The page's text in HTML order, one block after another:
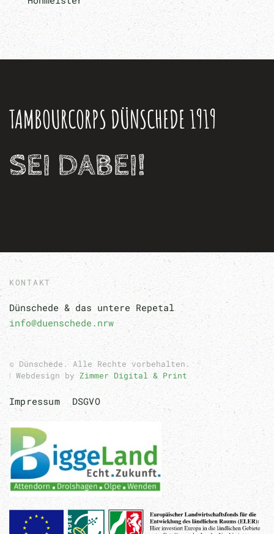
TAMBOURCORPS DÜNSCHEDE 1919
SEI DABEI!
KONTAKT
Dünschede & das untere Repetal
info@duenschede.nrw
© Dünschede. Alle Rechte vorbehalten.
ǀ Webdesign by Zimmer Digital & Print
Impressum DSGVO